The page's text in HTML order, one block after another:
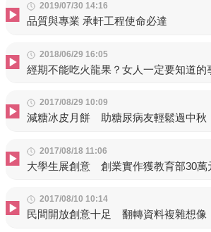
2019/07/30 14:16
品質與專業 承軒工程使命必達
2018/06/29 16:05
經期不能吃火龍果？女人一定要知道的
2017/08/29 10:09
減糖冰皮月餅 助糖尿病友輕鬆過中秋
2017/08/18 11:06
大學生展創意 創業實作獲教育部30萬
2017/08/10 10:14
民間開放創意十足 翻轉資料複雜想像